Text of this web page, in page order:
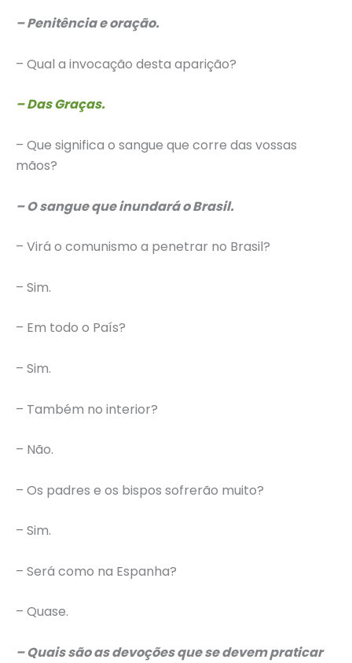
– Penitência e oração.
– Qual a invocação desta aparição?
– Das Graças.
– Que significa o sangue que corre das vossas
mãos?
– O sangue que inundará o Brasil.
– Virá o comunismo a penetrar no Brasil?
– Sim.
– Em todo o País?
– Sim.
– Também no interior?
– Não.
– Os padres e os bispos sofrerão muito?
– Sim.
– Será como na Espanha?
– Quase.
– Quais são as devoções que se devem praticar